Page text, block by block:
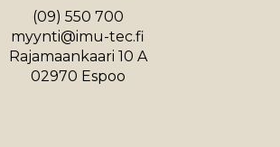
(09) 550 700
myynti@imu-tec.fi
Rajamaankaari 10 A
02970 Espoo